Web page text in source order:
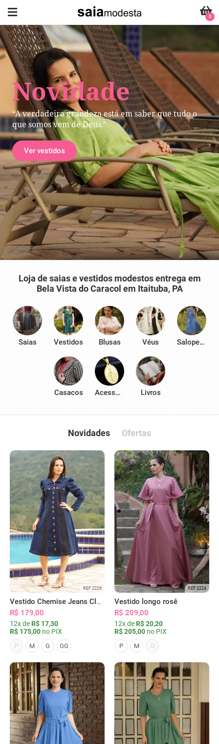
Novidade
“A verdadeira grandeza está em saber que tudo o
que somos vem de Deus."
Ver vestidos
0
Loja de saias e vestidos modestos entrega em
Bela Vista do Caracol em Itaituba, PA
Saias Vestidos Blusas Véus Salopetes
Casacos Acessórios Livros
Novidades Ofertas
REF 2226
Vestido Chemise Jeans Clássica Serena
R$ 179,00
12x de R$ 17,30
R$ 175,00 no PIX
P
M G GG
REF 2224
Vestido longo rosê
R$ 209,00
12x de R$ 20,20
R$ 205,00 no PIX
P M G